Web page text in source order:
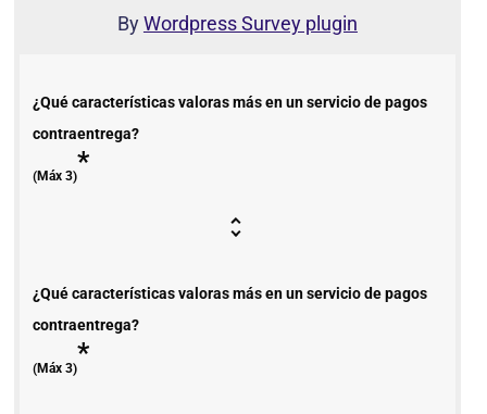
ByWordpress Survey plugin
¿Qué características valoras más en un servicio de pagos
contraentrega?
(Máx 3)*
¿Qué características valoras más en un servicio de pagos
contraentrega?
(Máx 3)*